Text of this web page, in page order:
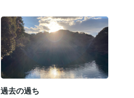
にそっと方向を教えてくれるもの。私自
身も人生で何度も立ち止まりながら、そ
のたびに“心の方位”を探してきました。
だからこそ、これからは“誰かの心の航海
を導く羅針盤”になれたらと思っていま
す。 🔮 占いサービスがパワーアップしま
した！ 今回のリニューアルでは、つむぎ
学に加えて、以下の占術も新たに対応可
能になりました：- 手相- 人相- 姓名判断-
過去の過ち